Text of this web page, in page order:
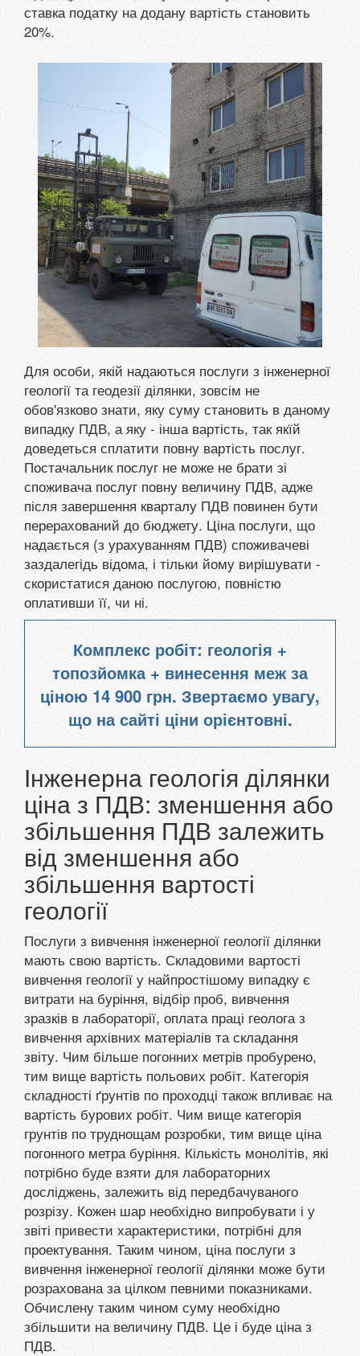
ставка податку на додану вартість становить
20%.
Для особи, якій надаються послуги з інженерної
геології та геодезії ділянки, зовсім не
обов'язково знати, яку суму становить в даному
випадку ПДВ, а яку - інша вартість, так якїй
доведеться сплатити повну вартість послуг.
Постачальник послуг не може не брати зі
споживача послуг повну величину ПДВ, адже
після завершення кварталу ПДВ повинен бути
перерахований до бюджету. Ціна послуги, що
надається (з урахуванням ПДВ) споживачеві
заздалегідь відома, і тільки йому вирішувати -
скористатися даною послугою, повністю
оплативши її, чи ні.
Комплекс робіт: геологія +
топозйомка + винесення меж за
ціною 14 900 грн. Звертаємо увагу,
що на сайті ціни орієнтовні.
Інженерна геологія ділянки
ціна з ПДВ: зменшення або
збільшення ПДВ залежить
від зменшення або
збільшення вартості
геології
Послуги з вивчення інженерної геології ділянки
мають свою вартість. Складовими вартості
вивчення геології у найпростішому випадку є
витрати на буріння, відбір проб, вивчення
зразків в лабораторії, оплата праці геолога з
вивчення архівних матеріалів та складання
звіту. Чим більше погонних метрів пробурено,
тим вище вартість польових робіт. Категорія
складності ґрунтів по проходці також впливає на
вартість бурових робіт. Чим вище категорія
грунтів по труднощам розробки, тим вище ціна
погонного метра буріння. Кількість монолітів, які
потрібно буде взяти для лабораторних
досліджень, залежить від передбачуваного
розрізу. Кожен шар необхідно випробувати і у
звіті привести характеристики, потрібні для
проектування. Таким чином, ціна послуги з
вивчення інженерної геології ділянки може бути
розрахована за цілком певними показниками.
Обчислену таким чином суму необхідно
збільшити на величину ПДВ. Це і буде ціна з
ПДВ.